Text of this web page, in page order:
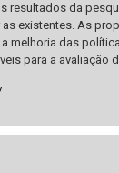
resultados da
existentes. As
melhoria das
para a avaliação